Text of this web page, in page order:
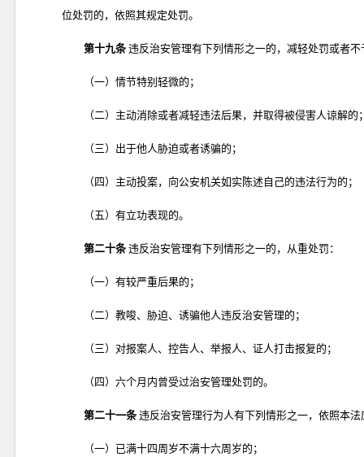
位处罚的，依照其规定处罚。
第十九条 违反治安管理有下列情形之一的，减轻处罚或者不
（一）情节特别轻微的；
（二）主动消除或者减轻违法后果，并取得被侵害人谅解的
（三）出于他人胁迫或者诱骗的；
（四）主动投案，向公安机关如实陈述自己的违法行为的；
（五）有立功表现的。
第二十条 违反治安管理有下列情形之一的，从重处罚：
（一）有较严重后果的；
（二）教唆、胁迫、诱骗他人违反治安管理的；
（三）对报案人、控告人、举报人、证人打击报复的；
（四）六个月内曾受过治安管理处罚的。
第二十一条 违反治安管理行为人有下列情形之一，依照本
（一）已满十四周岁不满十六周岁的；